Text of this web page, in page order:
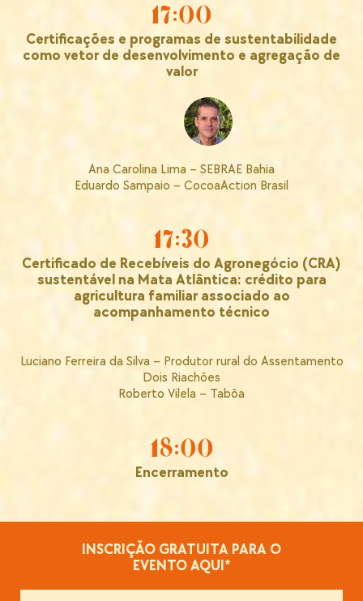
17:00
Certificações e programas de sustentabilidade
como vetor de desenvolvimento e agregação de
valor
Ana Carolina Lima – SEBRAE Bahia
Eduardo Sampaio – CocoaAction Brasil
17:30
Certificado de Recebíveis do Agronegócio (CRA)
sustentável na Mata Atlântica: crédito para
agricultura familiar associado ao
acompanhamento técnico
Luciano Ferreira da Silva – Produtor rural do Assentamento
Dois Riachões
Roberto Vilela – Tabôa
18:00
Encerramento
INSCRIÇÃO GRATUITA PARA O
EVENTO AQUI*